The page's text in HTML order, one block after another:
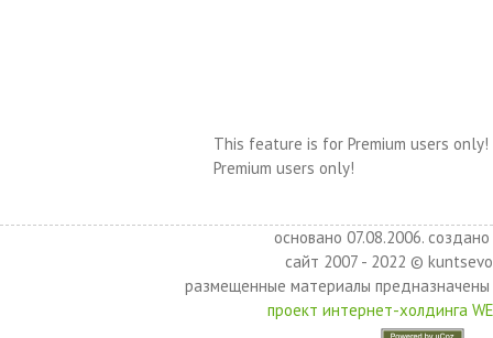
This feature is for Premium users only!
Premium users only!
основано 07.08.2006.
сайт 2007 - 2022 ©
размещенные материалы
проект интернет-холдинга